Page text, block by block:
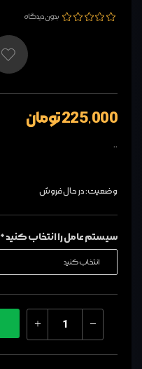
بدون دیدگاه
225,000 تومان
..
وضعیت: در حال فروش
سیستم عامل را انتخاب کنید *